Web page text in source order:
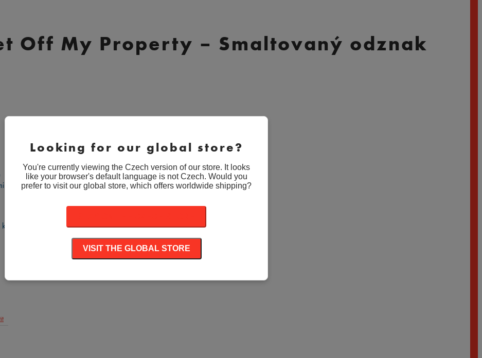
Off My Property – Smaltovaný odznak
Looking for our global store?
You're currently viewing the Czech version of our store. It looks
like your browser's default language is not Czech. Would you
prefer to visit our global store, which offers worldwide shipping?
VISIT THE GLOBAL STORE